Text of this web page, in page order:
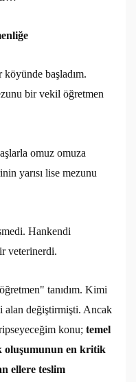
köyünde başladım.
bir vekil öğretmen
omuz omuza
yarısı lise mezunu
Hankendi
veterinerdi.
tanıdım. Kimi
alan değiştirmişti. Ancak
konu; temel
oluşumunun en kritik
ellere teslim